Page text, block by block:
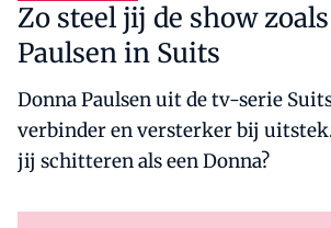
Zo steel jij de show
Paulsen in Suits
Donna Paulsen uit de tv-serie
verbinder en versterker bij
jij schitteren als een Donna?